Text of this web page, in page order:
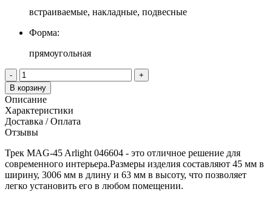
встраиваемые, накладные, подвесные
Форма:
прямоугольная
-
+
В корзину
Описание
Характеристики
Доставка / Оплата
Отзывы
Трек MAG-45 Arlight 046604 - это отличное решение для
современного интерьера.Размеры изделия составляют 45 мм в
ширину, 3006 мм в длину и 63 мм в высоту, что позволяет
легко установить его в любом помещении.